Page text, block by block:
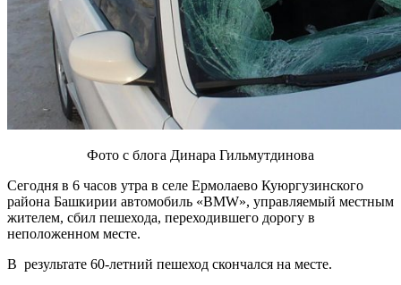
Фото с блога Динара Гильмутдинова
Сегодня в 6 часов утра в селе Ермолаево Куюргузинского
района Башкирии автомобиль «BMW», управляемый местным
жителем, сбил пешехода, переходившего дорогу в
неположенном месте.
В результате 60-летний пешеход скончался на месте.